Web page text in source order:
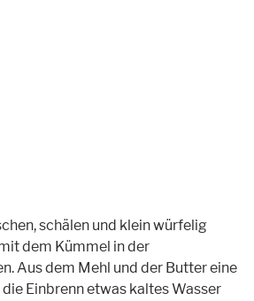
schälen und klein würfelig
dem Kümmel in der
Aus dem Mehl und der Butter eine
Einbrenn etwas kaltes Wasser